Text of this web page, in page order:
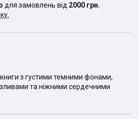
для замовлень від 2000 грн.
з густими темними фонами,
та ніжними сердечними